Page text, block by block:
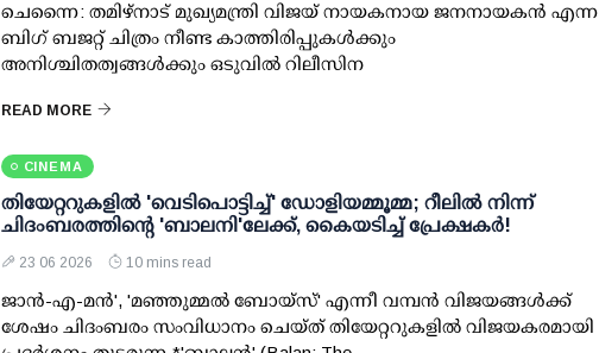
ചെന്നൈ: തമിഴ്‌നാട് മുഖ്യമന്ത്രി വിജയ് നായകനായ ജനനായകന്‍ എന്ന
ബിഗ് ബജറ്റ് ചിത്രം നീണ്ട കാത്തിരിപ്പുകള്‍ക്കും
അനിശ്ചിതത്വങ്ങള്‍ക്കും ഒടുവില്‍ റിലീസിന
READ MORE
CINEMA
തിയേറ്ററുകളിൽ 'വെടിപൊട്ടിച്ച്' ഡോളിയമ്മൂമ്മ; റീലിൽ നിന്ന്
ചിദംബരത്തിന്റെ 'ബാലനി'ലേക്ക്, കൈയടിച്ച് പ്രേക്ഷകർ!
23 06 2026 10 mins read
ജാൻ-എ-മൻ', 'മഞ്ഞുമ്മൽ ബോയ്സ്' എന്നീ വമ്പൻ വിജയങ്ങൾക്ക്
ശേഷം ചിദംബരം സംവിധാനം ചെയ്ത് തിയേറ്ററുകളിൽ വിജയകരമായി